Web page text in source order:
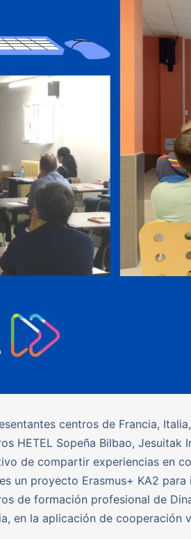
centros de Francia,
HETEL Sopeña Bilbao,
de compartir experiencias en
un proyecto Erasmus+ KA2
de formación profesional de
en la aplicación de cooperación